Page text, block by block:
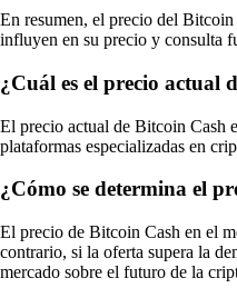
En resumen, el precio del Bitcoin
influyen en su precio y consulta
¿Cuál es el precio actual
El precio actual de Bitcoin Cash
plataformas especializadas en
¿Cómo se determina el
El precio de Bitcoin Cash en el
contrario, si la oferta supera la
mercado sobre el futuro de la